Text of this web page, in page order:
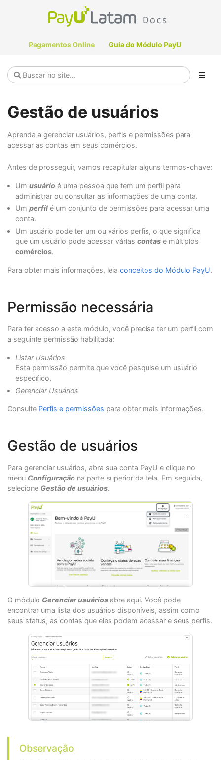
Pagamentos Online Guia do Módulo PayU
Gestão de usuários
Aprenda a gerenciar usuários, perfis e permissões para
acessar as contas em seus comércios.
Antes de prosseguir, vamos recapitular alguns termos-chave:
Um usuário é uma pessoa que tem um perfil para
administrar ou consultar as informações de uma conta.
Um perfil é um conjunto de permissões para acessar uma
conta.
Um usuário pode ter um ou vários perfis, o que significa
que um usuário pode acessar várias contas e múltiplos
comércios.
Para obter mais informações, leia conceitos do Módulo PayU.
Permissão necessária
Para ter acesso a este módulo, você precisa ter um perfil com
a seguinte permissão habilitada:
Listar Usuários
Esta permissão permite que você pesquise um usuário
específico.
Gerenciar Usuários
Consulte Perfis e permissões para obter mais informações.
Gestão de usuários
Para gerenciar usuários, abra sua conta PayU e clique no
menu Configuração na parte superior da tela. Em seguida,
selecione Gestão de usuários.
O módulo Gerenciar usuários abre aqui. Você pode
encontrar uma lista dos usuários disponíveis, assim como
seus status, as contas que eles podem acessar e seus perfis.
Observação